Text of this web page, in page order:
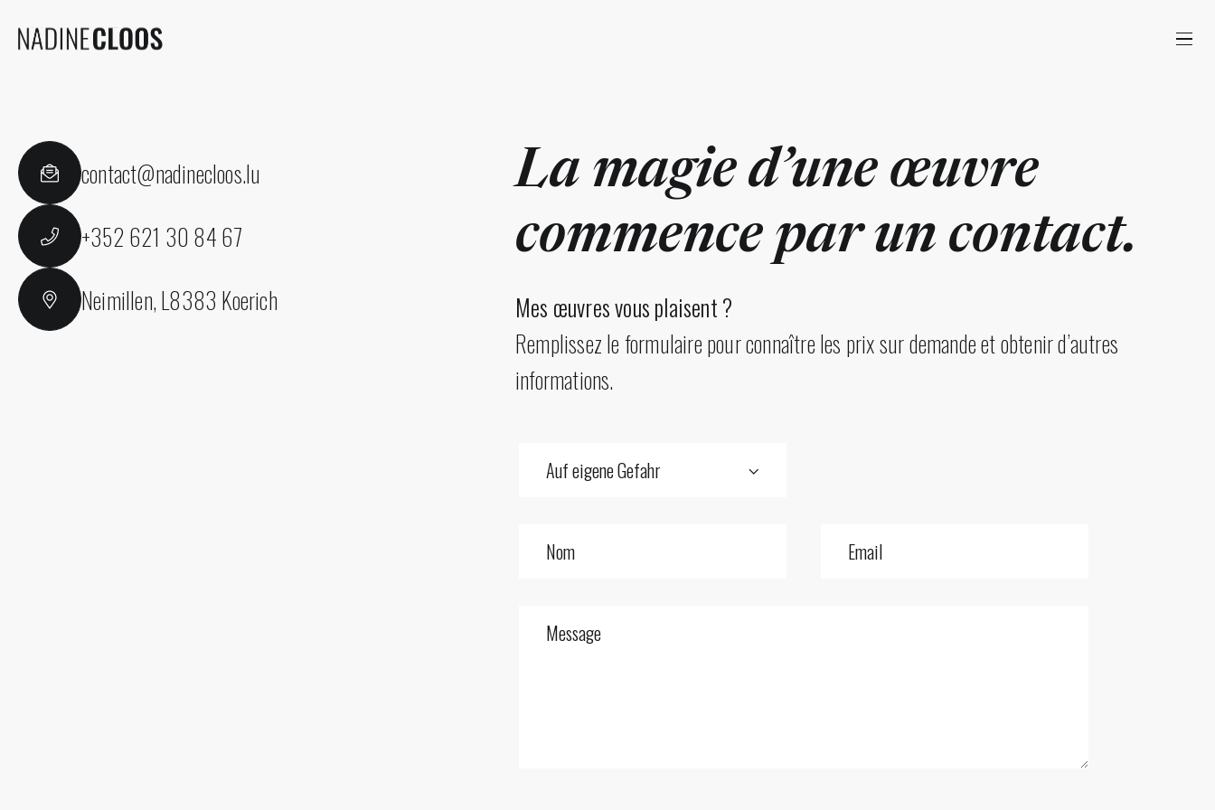
contact@nadinecloos.lu
+352 621 30 84 67
Neimillen, L8383 Koerich
La magie d’une œuvre
commence par un contact.
Mes œuvres vous plaisent ?
Remplissez le formulaire pour connaître les prix sur demande et obtenir d’autres
informations.